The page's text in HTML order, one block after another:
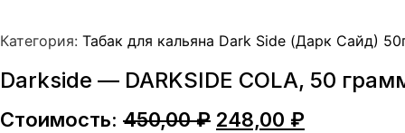
Категория: Табак для кальяна Dark Side (Дарк Сайд)
Darkside — DARKSIDE COLA, 50
Стоимость: 450,00₽ Первоначальная
248,00 ₽